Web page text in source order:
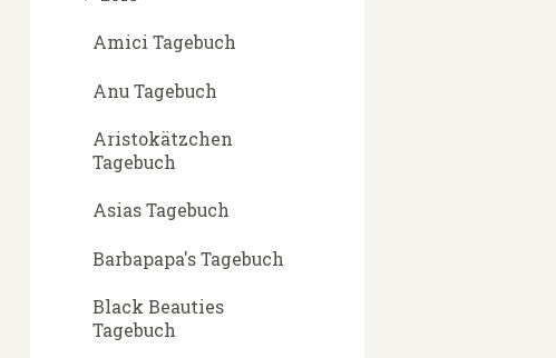
Amici Tagebuch
Anu Tagebuch
Aristokätzchen
Tagebuch
Asias Tagebuch
Barbapapa's Tagebuch
Black Beauties
Tagebuch